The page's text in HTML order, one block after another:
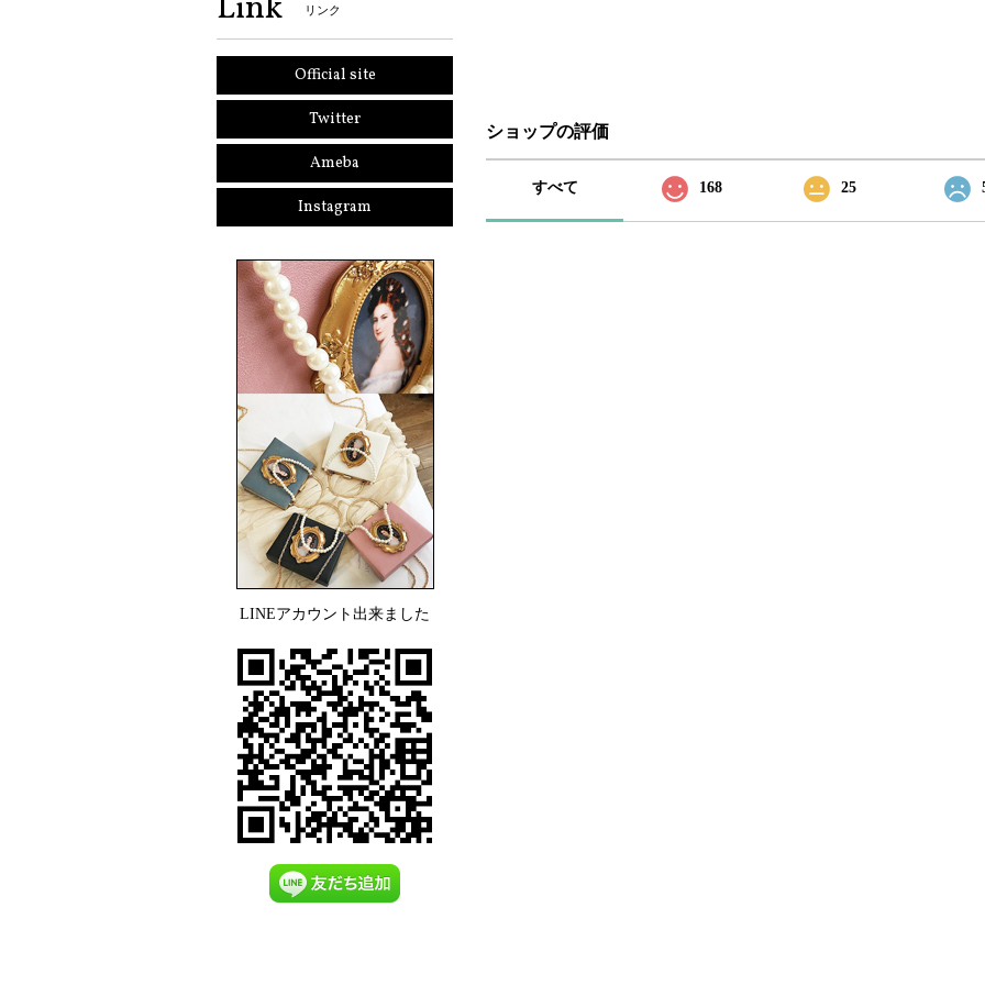
ショップの評価
すべて 168 25
リンク
Official site
Twitter
Ameba
Instagram
LINEアカウント出来ました